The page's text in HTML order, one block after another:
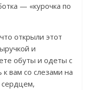
— «курочка по
открыли этот
и
обуты и одеты с
вам со слезами на
сердцем,